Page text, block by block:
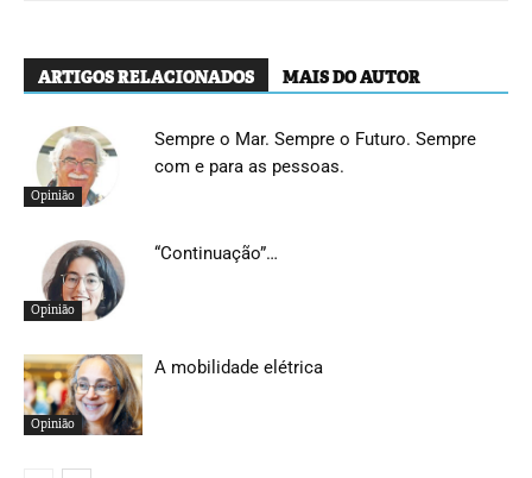
ARTIGOS RELACIONADOS MAIS DO AUTOR
Opinião
Sempre o Mar. Sempre o Futuro. Sempre
com e para as pessoas.
Opinião
“Continuação”…
Opinião
A mobilidade elétrica